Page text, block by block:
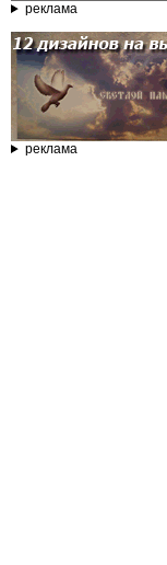
реклама
реклама